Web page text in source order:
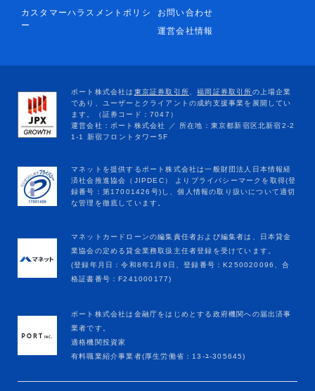
カスタマーハラスメントポリシ
ー
お問い合わせ
運営会社情報
マネットカードローンの編集責任者および編集者は、日本貸金
業協会の定める貸金業務取扱主任者登録を受けています。
(登録年月日：令和8年1月9日、登録番号：K250020096、合
格証書番号：F241000177)
ポート株式会社は金融庁をはじめとする政府機関への届出済事
業者です。
適格機関投資家
有料職業紹介事業者(厚生労働省：13-ﾕ-305645)